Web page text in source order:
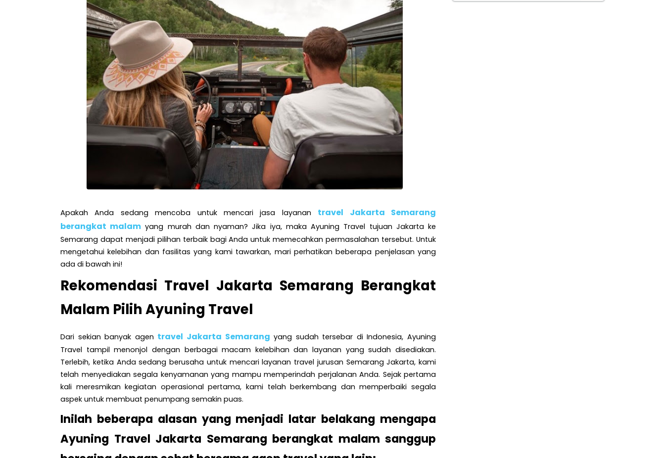
Apakah Anda sedang mencoba untuk mencari jasa layanan travel Jakarta Semarang
berangkat malam yang murah dan nyaman? Jika iya, maka Ayuning Travel tujuan Jakarta ke
Semarang dapat menjadi pilihan terbaik bagi Anda untuk memecahkan permasalahan tersebut. Untuk
mengetahui kelebihan dan fasilitas yang kami tawarkan, mari perhatikan beberapa penjelasan yang
ada di bawah ini!
Rekomendasi Travel Jakarta Semarang Berangkat
Malam Pilih Ayuning Travel
Dari sekian banyak agen travel Jakarta Semarang yang sudah tersebar di Indonesia, Ayuning
Travel tampil menonjol dengan berbagai macam kelebihan dan layanan yang sudah disediakan.
Terlebih, ketika Anda sedang berusaha untuk mencari layanan travel jurusan Semarang Jakarta, kami
telah menyediakan segala kenyamanan yang mampu memperindah perjalanan Anda. Sejak pertama
kali meresmikan kegiatan operasional pertama, kami telah berkembang dan memperbaiki segala
aspek untuk membuat penumpang semakin puas.
Inilah beberapa alasan yang menjadi latar belakang mengapa
Ayuning Travel Jakarta Semarang berangkat malam sanggup